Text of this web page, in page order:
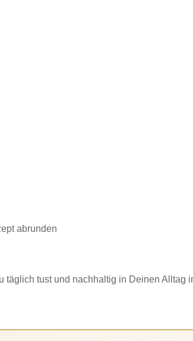
abrunden
tust und nachhaltig in Deinen Alltag